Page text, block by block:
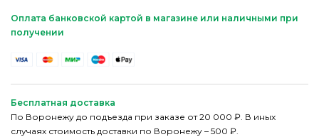
Оплата банковской картой в магазине или наличными при
получении
Бесплатная доставка
По Воронежу до подъезда при заказе от 20 000 ₽. В иных
случаях стоимость доставки по Воронежу – 500 ₽.